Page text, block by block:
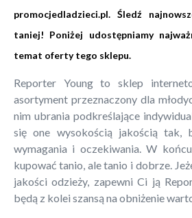
promocjedladzieci.pl. Śledź
taniej! Poniżej udostępniamy
temat oferty tego sklepu.
Reporter Young to sklep
asortyment przeznaczony dla
nim ubrania podkreślające
się one wysokością jakością tak,
wymagania i oczekiwania. W
kupować tanio, ale tanio i dobrze.
jakości odzieży, zapewni Ci ją
będą z kolei szansą na obniżenie